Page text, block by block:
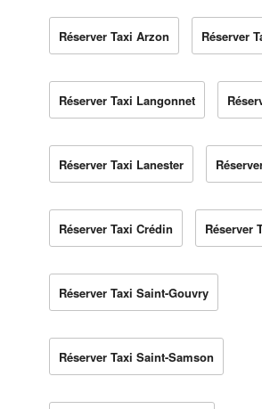
Réserver Taxi Arzon Réserver
Réserver Taxi Langonnet
Réserver Taxi Lanester
Réserver Taxi Crédin Réserver
Réserver Taxi Saint-Gouvry
Réserver Taxi Saint-Samson